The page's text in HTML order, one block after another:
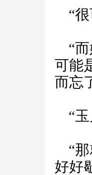
“很
“而
可能
而忘
“玉
“那
好好